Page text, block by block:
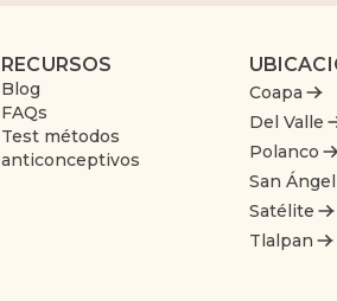
RECURSOS
Blog
FAQs
Test métodos
anticonceptivos
Coapa
Del Valle
Polanco
San Ángel
Satélite
Tlalpan